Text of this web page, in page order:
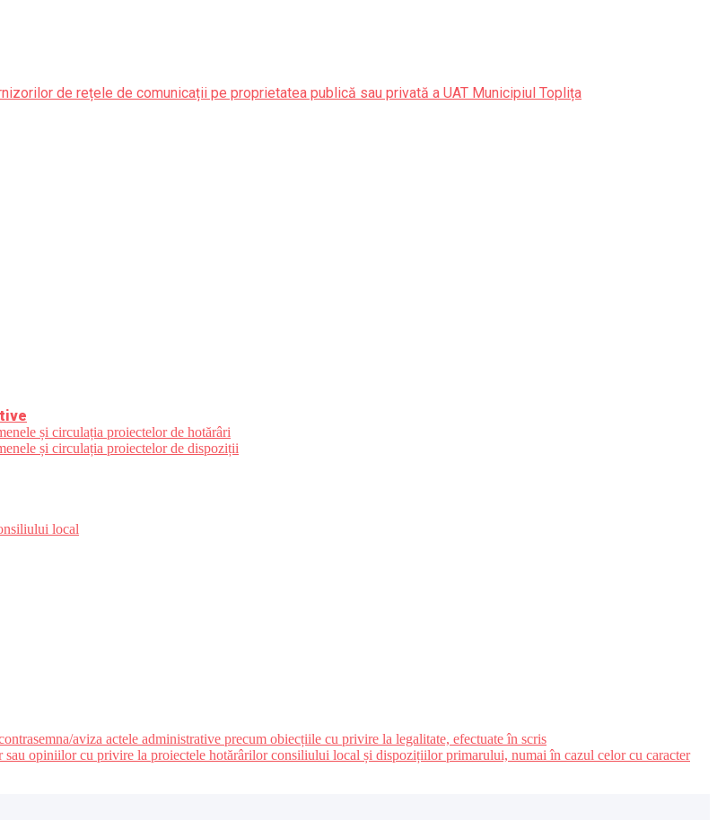
de rețele de comunicații pe proprietatea publică sau privată a UAT Municipiul Toplița
și circulația proiectelor de hotărâri
și circulația proiectelor de dispoziții
local
aviza actele administrative precum obiecțiile cu privire la legalitate, efectuate în scris
sau opiniilor cu privire la proiectele hotărârilor consiliului local și dispozițiilor primarului, numai în cazul celor cu caracter